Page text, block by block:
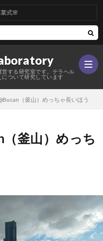
する研究室です。テラヘル
ついて研究しています
研
内
容
ン
バ
活
動
学
（釜山）めっちゃ長いほう
釜山）めっち